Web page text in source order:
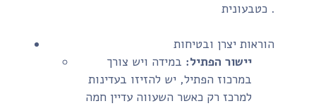
הוראות יצרן ובטיחות
יישור הפתיל:במידה ויש צורך
במרכוז הפתיל, יש להזיזו בעדינות
למרכז רק כאשר השעווה עדיין חמה